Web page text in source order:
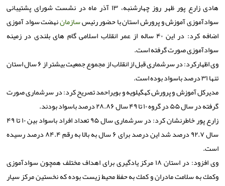
هادی زارع پور ظهر روز چهارشنبه، ۱۳ آذر ماه در نشست شورای پشتیبانی
سوادآموزی آموزش و پرورش استان با حضور رئیسسازماننهضت سواد آموزی
اضافه كرد: در این ۴۰ ساله از عمر انقلاب اسلامی گام های بلندی در زمینه
سوادآموزی صورت گرفته است.
وی اظهاركرد: در سرشماری قبل از انقلاب از مجموع جمعیت بیشتر از ۶ سال استان
تنها ۳۱ درصد باسواد بوده است.
مدیركل آموزش و پرورش كهگیلویه و بویراحمد تصریح كرد: در سرشماری صورت
گرفته در سال ۵۵ در گروه ۱۰ تا ۴۹ سال ۲۸.۸۶ درصد باسواد بودند.
زارع پور خاطرنشان كرد: در سرشماری سال ۹۵ تعداد افراد باسواد بین ۱۰ تا ۴۹
سال ۹۲.۷ درصد شد این درصد برای ۶ سال به بالا به رقم ۸۴.۴ درصد رسیده
است.
وی افزود: در استان ۱۸ مركز یادگیری برای اهداف مختلف همچون سوادآموزی
وكمك به سلامت مادران و كمك به حفظ محیط زیست بوده كه نخستین مركز سیار